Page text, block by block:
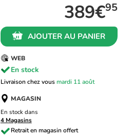
389€95
AJOUTER AU PANIER
WEB
En stock
Livraison chez vousmardi 11 août
MAGASIN
En stock dans
4 Magasins